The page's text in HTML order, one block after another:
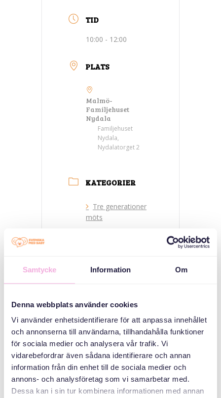
Samtycke Information Om
Denna webbplats använder cookies
Vi använder enhetsidentifierare för att anpassa innehållet
och annonserna till användarna, tillhandahålla funktioner
för sociala medier och analysera vår trafik. Vi
vidarebefordrar även sådana identifierare och annan
information från din enhet till de sociala medier och
annons- och analysföretag som vi samarbetar med.
Dessa kan i sin tur kombinera informationen med annan
TID
10:00 - 12:00
PLATS
Malmö-
Familjehuset
Nydala
Familjehuset
Nydala,
Nydalatorget 2
KATEGORIER
Tre generationer
möts
Svenska med baby
bokningen@svenskamedbaby.se